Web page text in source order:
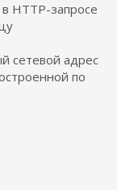
HTTP-запросе
сетевой адрес
по